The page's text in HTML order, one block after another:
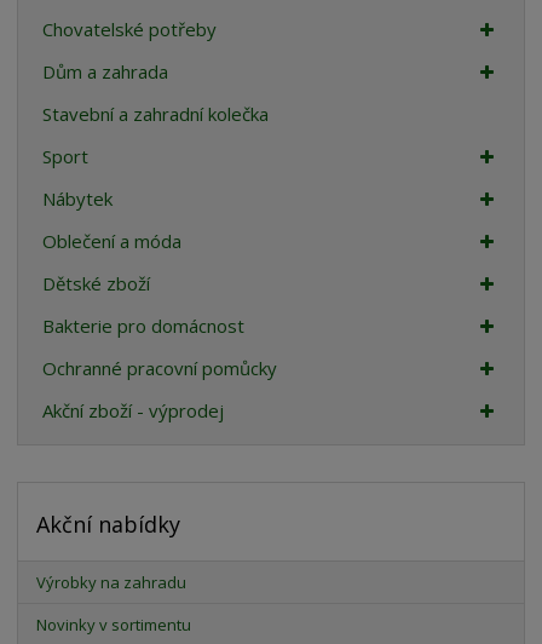
Chovatelské potřeby
Dům a zahrada
Stavební a zahradní kolečka
Sport
Nábytek
Oblečení a móda
Dětské zboží
Bakterie pro domácnost
Ochranné pracovní pomůcky
Akční zboží - výprodej
Akční nabídky
Výrobky na zahradu
Novinky v sortimentu